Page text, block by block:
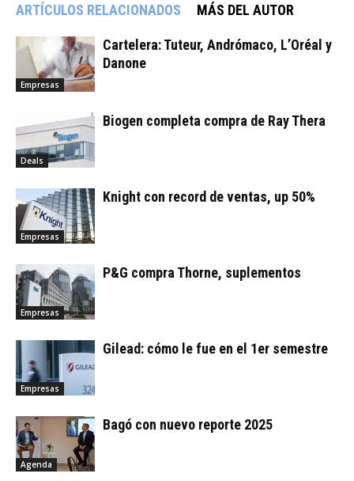
ARTÍCULOS RELACIONADOS MÁS DEL AUTOR
Empresas
Cartelera: Tuteur, Andrómaco, L’Oréal y
Danone
Deals
Biogen completa compra de Ray Thera
Empresas
Knight con record de ventas, up 50%
Empresas
P&G compra Thorne, suplementos
Empresas
Gilead: cómo le fue en el 1er semestre
Agenda
Bagó con nuevo reporte 2025